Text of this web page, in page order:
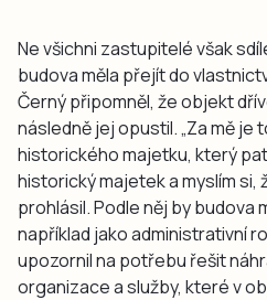
Ne všichni zastupitelé však
budova měla přejít do
Černý připomněl, že objekt
následně jej opustil. „Za mě je
historického majetku, který
historický majetek a myslím si,
prohlásil. Podle něj by budova
například jako administrativní
upozornil na potřebu řešit
organizace a služby, které v